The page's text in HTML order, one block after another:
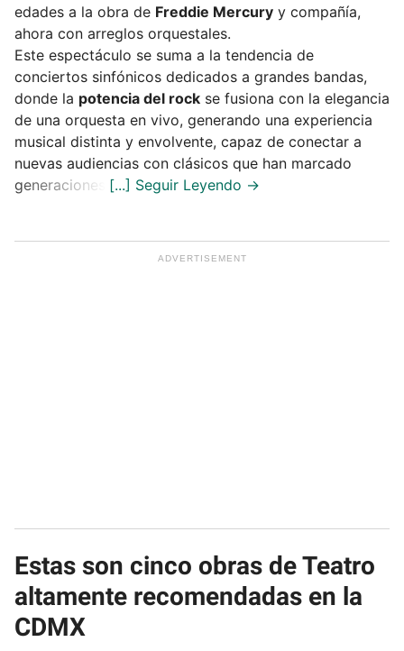
edades a la obra de Freddie Mercury y compañía,
ahora con arreglos orquestales.
Este espectáculo se suma a la tendencia de
conciertos sinfónicos dedicados a grandes bandas,
donde la potencia del rock se fusiona con la elegancia
de una orquesta en vivo, generando una experiencia
musical distinta y envolvente, capaz de conectar a
nuevas audiencias con clásicos que han marcado
generaciones.
Estas son cinco obras de Teatro
altamente recomendadas en la
CDMX